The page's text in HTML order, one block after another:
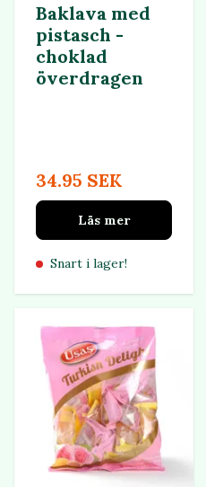
Baklava med
pistasch -
choklad
överdragen
34.95 SEK
Läs mer
Snart i lager!